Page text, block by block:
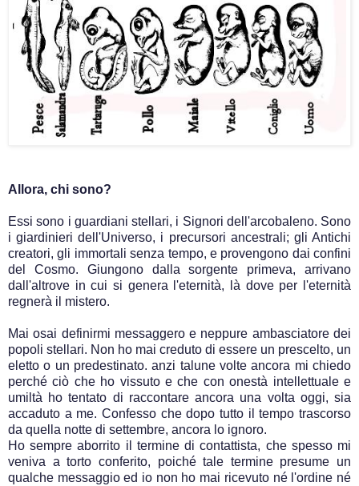
Allora, chi sono?
Essi sono i guardiani stellari, i Signori dell'arcobaleno. Sono
i giardinieri dell'Universo, i precursori ancestrali; gli Antichi
creatori, gli immortali senza tempo, e provengono dai confini
del Cosmo. Giungono dalla sorgente primeva, arrivano
dall'altrove in cui si genera l'eternità, là dove per l'eternità
regnerà il mistero.
Mai osai definirmi messaggero e neppure ambasciatore dei
popoli stellari. Non ho mai creduto di essere un prescelto, un
eletto o un predestinato. anzi talune volte ancora mi chiedo
perché ciò che ho vissuto e che con onestà intellettuale e
umiltà ho tentato di raccontare ancora una volta oggi, sia
accaduto a me. Confesso che dopo tutto il tempo trascorso
da quella notte di settembre, ancora lo ignoro.
Ho sempre aborrito il termine di contattista, che spesso mi
veniva a torto conferito, poiché tale termine presume un
qualche messaggio ed io non ho mai ricevuto né l'ordine né